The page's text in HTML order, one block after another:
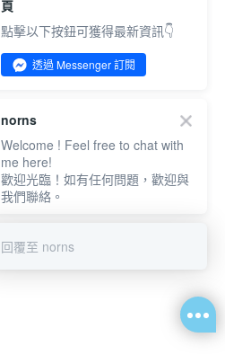
頁
點擊以下按鈕可獲得最新資訊👇
透過 Messenger 訂閱
norns
Welcome ! Feel free to chat with
me here!
歡迎光臨！如有任何問題，歡迎與
我們聯絡。
回覆至 norns